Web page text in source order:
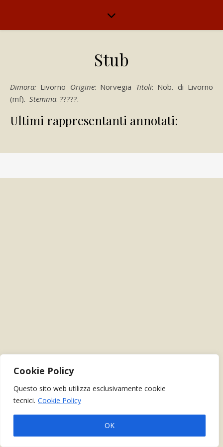
Cookie Policy
Questo sito web utilizza esclusivamente cookie
tecnici. Cookie Policy
OK
Stub
Dimora: Livorno Origine: Norvegia Titoli: Nob. di Livorno
(mf). Stemma: ?????.
Ultimi rappresentanti annotati: